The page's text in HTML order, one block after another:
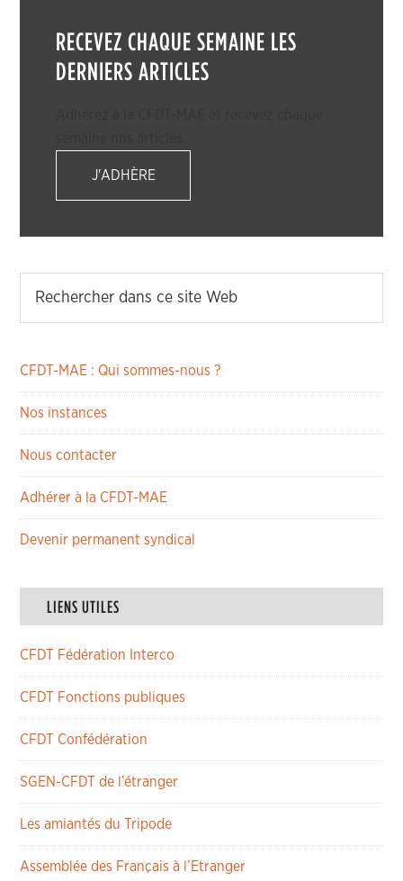
RECEVEZ CHAQUE SEMAINE LES
DERNIERS ARTICLES
J'ADHÈRE
CFDT-MAE : Qui sommes-nous ?
Nos instances
Nous contacter
Adhérer à la CFDT-MAE
Devenir permanent syndical
LIENS UTILES
CFDT Fédération Interco
CFDT Fonctions publiques
CFDT Confédération
SGEN-CFDT de l’étranger
Les amiantés du Tripode
Assemblée des Français à l’Etranger